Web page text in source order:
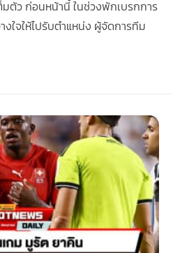
ตัว ก่อนหน้านี้ ในช่วงพักเบรกการ
งใจให้ไปรับตำแหน่ง ผู้จัดการทีม